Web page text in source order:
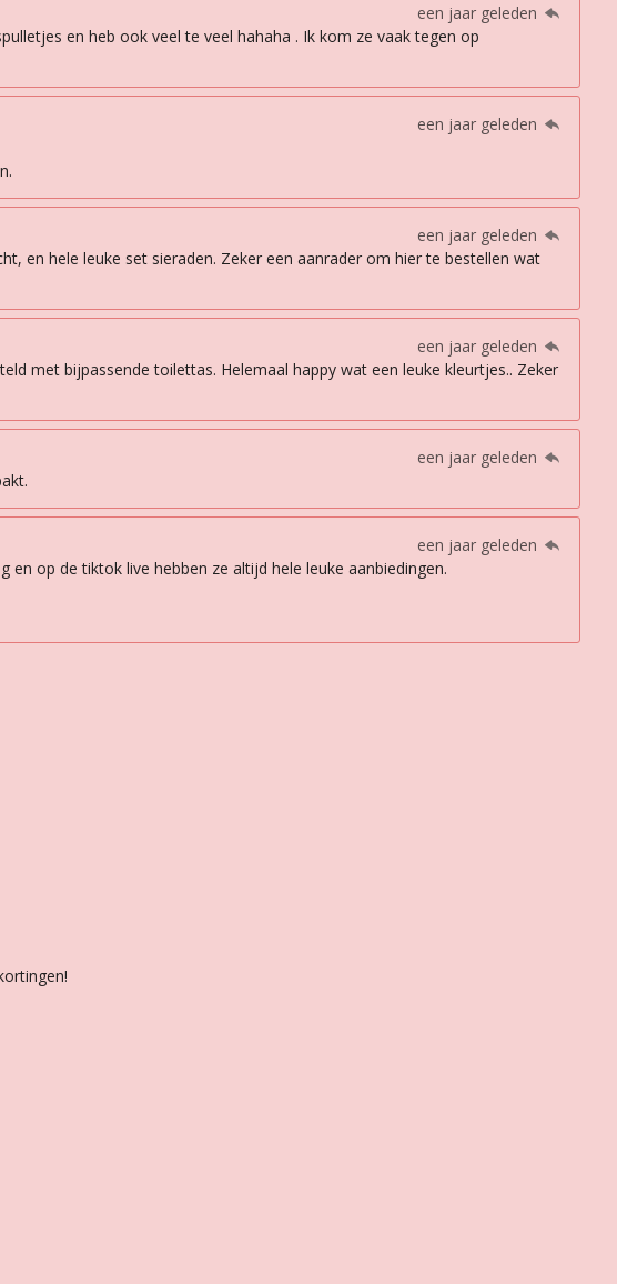
een jaar geleden
en heb ook veel te veel hahaha . Ik kom ze vaak tegen op
een jaar geleden
een jaar geleden
en hele leuke set sieraden. Zeker een aanrader om hier te bestellen wat
een jaar geleden
met bijpassende toilettas. Helemaal happy wat een leuke kleurtjes.. Zeker
een jaar geleden
een jaar geleden
op de tiktok live hebben ze altijd hele leuke aanbiedingen.